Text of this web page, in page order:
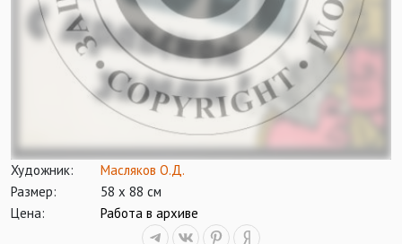
Художник:
Масляков О.Д.
Размер:
58 х 88 см
Цена:
Работа в архиве